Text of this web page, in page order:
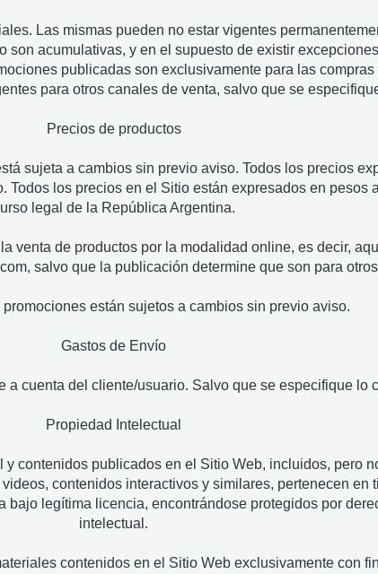
Las mismas pueden no estar vigentes
son acumulativas, y en el supuesto de existir
publicadas son exclusivamente para las
para otros canales de venta, salvo que se
Precios de productos
sujeta a cambios sin previo aviso. Todos los precios
Todos los precios en el Sitio están expresados en pesos
legal de la República Argentina.
venta de productos por la modalidad online, es decir,
salvo que la publicación determine que son para
están sujetos a cambios sin previo aviso.
Gastos de Envío
a cuenta del cliente/usuario. Salvo que se especifique lo
Propiedad Intelectual
contenidos publicados en el Sitio Web, incluidos, pero
contenidos interactivos y similares, pertenecen en
bajo legítima licencia, encontrándose protegidos por
intelectual.
contenidos en el Sitio Web exclusivamente con